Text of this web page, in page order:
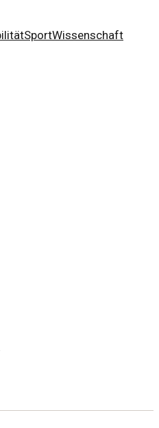
SportWissenschaft